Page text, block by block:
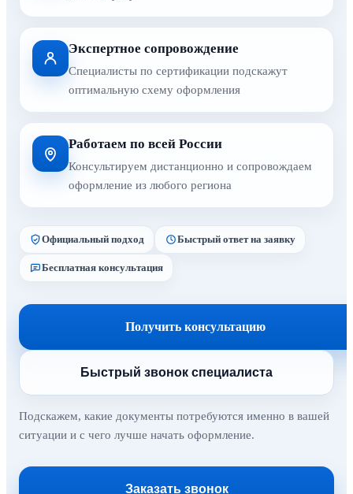
Экспертное сопровождение
Специалисты по сертификации подскажут
оптимальную схему оформления
Работаем по всей России
Консультируем дистанционно и сопровождаем
оформление из любого региона
Официальный подход Быстрый ответ на заявку
Бесплатная консультация
Получить консультацию
Быстрый звонок специалиста
Подскажем, какие документы потребуются именно в вашей
ситуации и с чего лучше начать оформление.
Заказать звонок